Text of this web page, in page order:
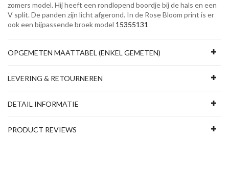
zomers model. Hij heeft een rondlopend boordje bij de hals en een
V split. De panden zijn licht afgerond. In de Rose Bloom print is er
ook een bijpassende broek model 15355131
OPGEMETEN MAATTABEL (ENKEL GEMETEN)
LEVERING & RETOURNEREN
DETAIL INFORMATIE
PRODUCT REVIEWS